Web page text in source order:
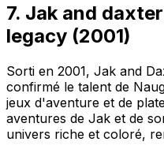
7. Jak and
legacy (2001)
Sorti en 2001, Jak and
confirmé le talent de
jeux d'aventure et de
aventures de Jak et de
univers riche et coloré,